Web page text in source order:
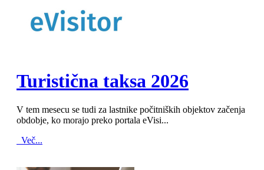
Turistična taksa 2026
V tem mesecu se tudi za lastnike počitniških objektov začenja
obdobje, ko morajo preko portala eVisi...
Več...